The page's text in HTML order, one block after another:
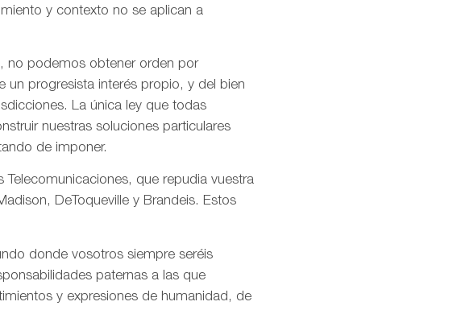
y contexto no se aplican a
no podemos obtener orden por
un progresista interés propio, y del bien
La única ley que todas
nuestras soluciones particulares
de imponer.
que repudia vuestra
DeToqueville y Brandeis. Estos
donde vosotros siempre seréis
paternas a las que
y expresiones de humanidad, de